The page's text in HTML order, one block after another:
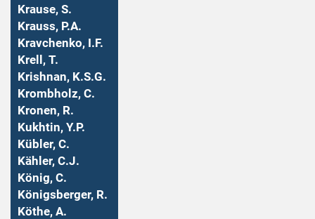
Krause, S.
Krauss, P.A.
Kravchenko, I.F.
Krell, T.
Krishnan, K.S.G.
Krombholz, C.
Kronen, R.
Kukhtin, Y.P.
Kübler, C.
Kähler, C.J.
König, C.
Königsberger, R.
Köthe, A.